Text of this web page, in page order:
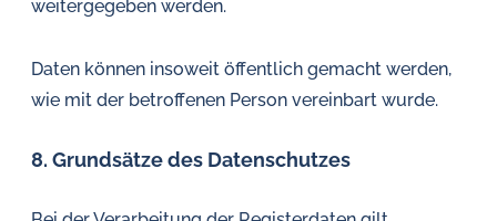
weitergegeben werden.
Daten können insoweit öffentlich gemacht werden,
wie mit der betroffenen Person vereinbart wurde.
8. Grundsätze des Datenschutzes